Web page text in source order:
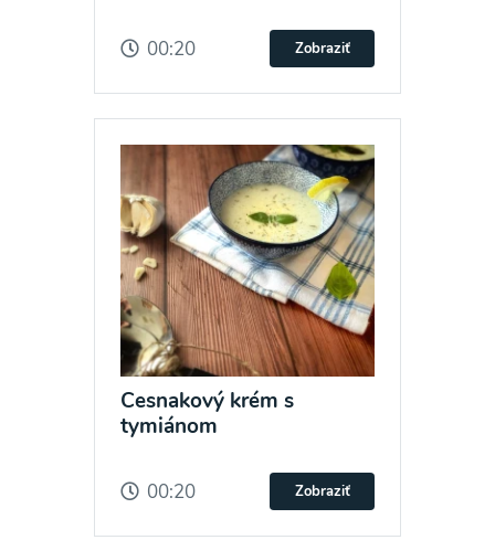
00:20 Zobraziť
Cesnakový krém s
tymiánom
00:20 Zobraziť